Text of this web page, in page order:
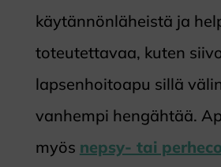
käytännönläheistä ja
toteutettavaa, kuten
lapsenhoitoapu sillä
vanhempi hengähtää.
myös nepsy- tai